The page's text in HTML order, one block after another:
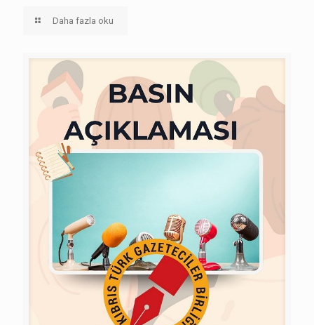
Daha fazla oku